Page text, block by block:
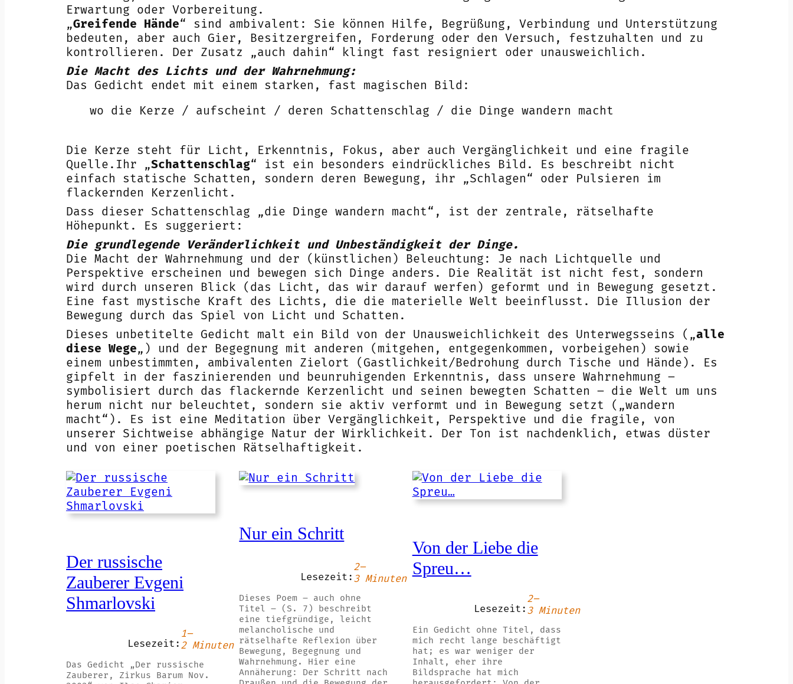
Erwartung oder Vorbereitung.
„Greifende Hände“ sind ambivalent: Sie können Hilfe, Begrüßung, Verbindung und Unterstützung
bedeuten, aber auch Gier, Besitzergreifen, Forderung oder den Versuch, festzuhalten und zu
kontrollieren. Der Zusatz „auch dahin“ klingt fast resigniert oder unausweichlich.
Die Macht des Lichts und der Wahrnehmung:
Das Gedicht endet mit einem starken, fast magischen Bild:
wo die Kerze / aufscheint / deren Schattenschlag / die Dinge wandern macht
Die Kerze steht für Licht, Erkenntnis, Fokus, aber auch Vergänglichkeit und eine fragile
Quelle.Ihr „Schattenschlag“ ist ein besonders eindrückliches Bild. Es beschreibt nicht
einfach statische Schatten, sondern deren Bewegung, ihr „Schlagen“ oder Pulsieren im
flackernden Kerzenlicht.
Dass dieser Schattenschlag „die Dinge wandern macht“, ist der zentrale, rätselhafte
Höhepunkt. Es suggeriert:
Die grundlegende Veränderlichkeit und Unbeständigkeit der Dinge.
Die Macht der Wahrnehmung und der (künstlichen) Beleuchtung: Je nach Lichtquelle und
Perspektive erscheinen und bewegen sich Dinge anders. Die Realität ist nicht fest, sondern
wird durch unseren Blick (das Licht, das wir darauf werfen) geformt und in Bewegung gesetzt.
Eine fast mystische Kraft des Lichts, die die materielle Welt beeinflusst. Die Illusion der
Bewegung durch das Spiel von Licht und Schatten.
Dieses unbetitelte Gedicht malt ein Bild von der Unausweichlichkeit des Unterwegsseins („alle
diese Wege„) und der Begegnung mit anderen (mitgehen, entgegenkommen, vorbeigehen) sowie
einem unbestimmten, ambivalenten Zielort (Gastlichkeit/Bedrohung durch Tische und Hände). Es
gipfelt in der faszinierenden und beunruhigenden Erkenntnis, dass unsere Wahrnehmung –
symbolisiert durch das flackernde Kerzenlicht und seinen bewegten Schatten – die Welt um uns
herum nicht nur beleuchtet, sondern sie aktiv verformt und in Bewegung setzt („wandern
macht“). Es ist eine Meditation über Vergänglichkeit, Perspektive und die fragile, von
unserer Sichtweise abhängige Natur der Wirklichkeit. Der Ton ist nachdenklich, etwas düster
und von einer poetischen Rätselhaftigkeit.
Der russische
Zauberer Evgeni
Shmarlovski
Lesezeit:
1–
2 Minuten
Das Gedicht „Der russische
Zauberer, Zirkus Barum Nov.
Nur ein Schritt
Lesezeit:
2–
3 Minuten
Dieses Poem – auch ohne
Titel – (S. 7) beschreibt
eine tiefgründige, leicht
melancholische und
rätselhafte Reflexion über
Bewegung, Begegnung und
Wahrnehmung. Hier eine
Annäherung: Der Schritt nach
Von der Liebe die
Spreu…
Lesezeit:
2–
3 Minuten
Ein Gedicht ohne Titel, dass
mich recht lange beschäftigt
hat; es war weniger der
Inhalt, eher ihre
Bildsprache hat mich